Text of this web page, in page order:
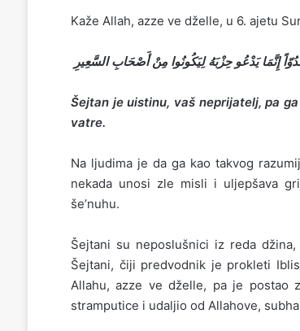
Kaže Allah, azze ve dželle, u 6. ajetu
إِنَّمَا يَدْعُو حِزْبَهُ لِيَكُونُوا مِنْ أَصْحَابِ السَّعِيرِ
Šejtan je uistinu, vaš neprijatelj, pa
vatre.
Na ljudima je da ga kao takvog
nekada unosi zle misli i uljepšava
še’nuhu.
Šejtani su neposlušnici iz reda
Šejtani, čiji predvodnik je prokleti
Allahu, azze ve dželle, pa je postao
stramputice i udaljio od Allahove,